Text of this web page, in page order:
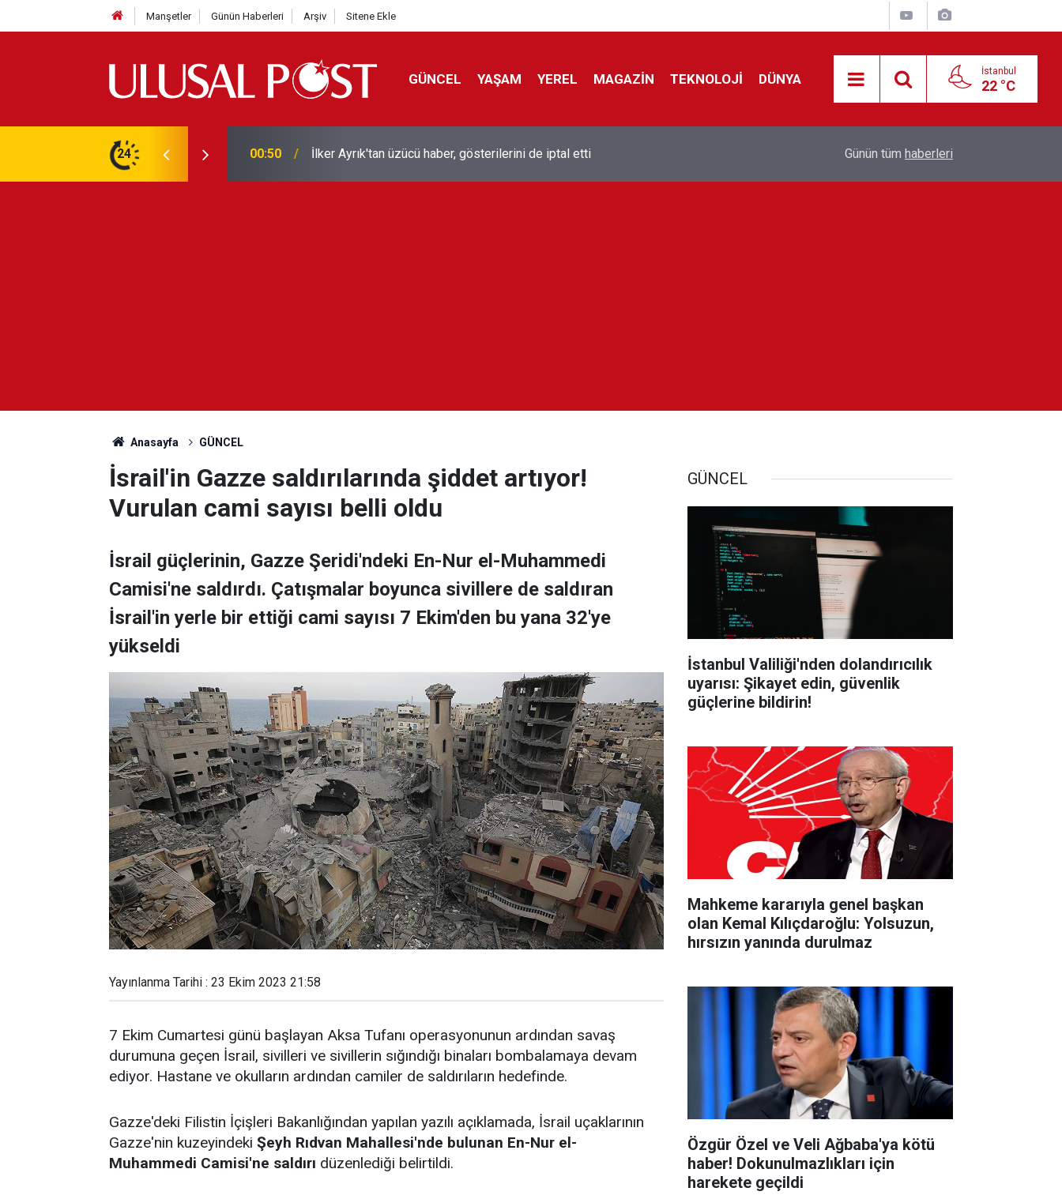
Manşetler Günün Haberleri Arşiv Sitene Ekle
GÜNCEL YAŞAM YEREL MAGAZİN TEKNOLOJİ DÜNYA İstanbul
22 °C
24 00:39
Liverpool efsanesi Mısırlı yıldız Mohamed Salah Trabzonspor ile anlaştı!
Yarın geliyor
Feridun Düzağaç sahnelere ara verdi: ''En az
Günün tüm haberleri
Anasayfa GÜNCEL
İsrail'in Gazze saldırılarında şiddet artıyor!
Vurulan cami sayısı belli oldu
İsrail güçlerinin, Gazze Şeridi'ndeki En-Nur el-Muhammedi
Camisi'ne saldırdı. Çatışmalar boyunca sivillere de saldıran
İsrail'in yerle bir ettiği cami sayısı 7 Ekim'den bu yana 32'ye
yükseldi
Yayınlanma Tarihi : 23 Ekim 2023 21:58
7 Ekim Cumartesi günü başlayan Aksa Tufanı operasyonunun ardından savaş
durumuna geçen İsrail, sivilleri ve sivillerin sığındığı binaları bombalamaya devam
ediyor. Hastane ve okulların ardından camiler de saldırıların hedefinde.
Gazze'deki Filistin İçişleri Bakanlığından yapılan yazılı açıklamada, İsrail uçaklarının
Gazze'nin kuzeyindeki Şeyh Rıdvan Mahallesi'nde bulunan En-Nur el-
Muhammedi Camisi'ne saldırı düzenlediği belirtildi.
GÜNCEL
İstanbul Valiliği'nden dolandırıcılık
uyarısı: Şikayet edin, güvenlik
güçlerine bildirin!
Mahkeme kararıyla genel başkan
olan Kemal Kılıçdaroğlu: Yolsuzun,
hırsızın yanında durulmaz
Özgür Özel ve Veli Ağbaba'ya kötü
haber! Dokunulmazlıkları için
harekete geçildi